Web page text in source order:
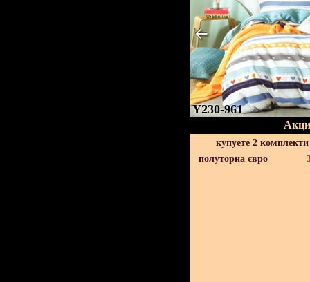
Y230-961
купуете 2
полуторна євро